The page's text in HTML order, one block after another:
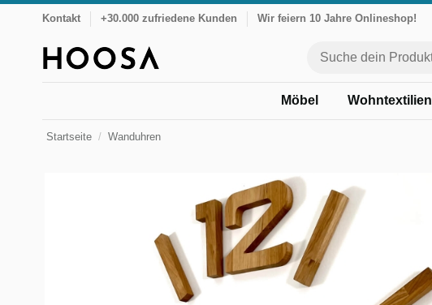
Kontakt +30.000 zufriedene Kunden Wir feiern 10 Jahre Onlineshop!
Möbel Wohntextilien
Startseite Wanduhren